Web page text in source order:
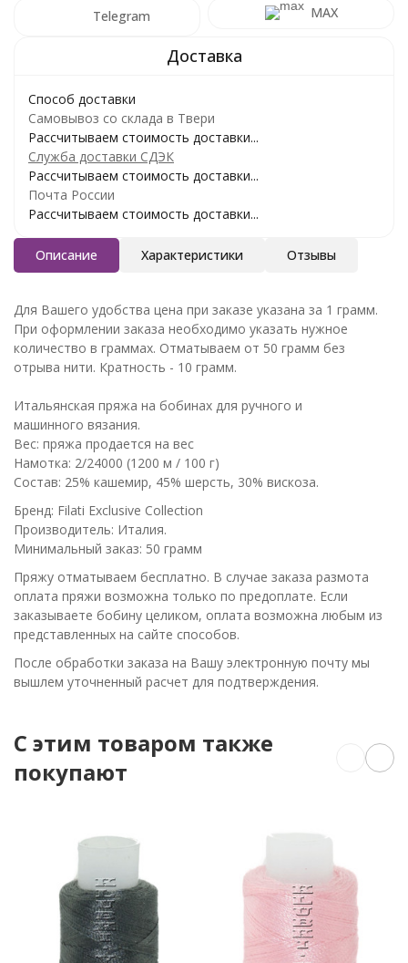
Telegram MAX
Способ доставки
Самовывоз со склада в Твери
Рассчитываем стоимость доставки...
Служба доставки СДЭК
Рассчитываем стоимость доставки...
Почта России
Рассчитываем стоимость доставки...
Описание Характеристики Отзывы
Для Вашего удобства цена при заказе указана за 1 грамм.
При оформлении заказа необходимо указать нужное
количество в граммах. Отматываем от 50 грамм без
отрыва нити. Кратность - 10 грамм.
Итальянская пряжа на бобинах для ручного и
машинного вязания.
Вес: пряжа продается на вес
Намотка: 2/24000 (1200 м / 100 г)
Состав: 25% кашемир, 45% шерсть, 30% вискоза.
Бренд: Filati Exclusive Collection
Производитель: Италия.
Минимальный заказ: 50 грамм
Пряжу отматываем бесплатно. В случае заказа размота
оплата пряжи возможна только по предоплате. Если
заказываете бобину целиком, оплата возможна любым из
представленных на сайте способов.
После обработки заказа на Вашу электронную почту мы
вышлем уточненный расчет для подтверждения.
C этим товаром также
покупают